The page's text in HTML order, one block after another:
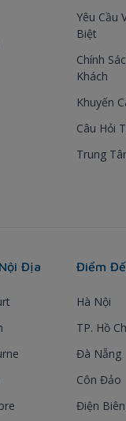
Yêu Cầu
Biệt
Chính
Khách
Khuyến
Câu Hỏi
Trung
Địa Điểm
Hà Nội
TP. Hồ
Đà Nẵng
Côn Đảo
Điện Biên